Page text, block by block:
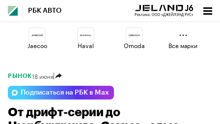
РБК АВТО
Jaecoo Haval Omoda
Changan
Voyah Esteo
Все марки
РЫНОК18 июня
Подписаться на РБК в Max
От дрифт-серии до